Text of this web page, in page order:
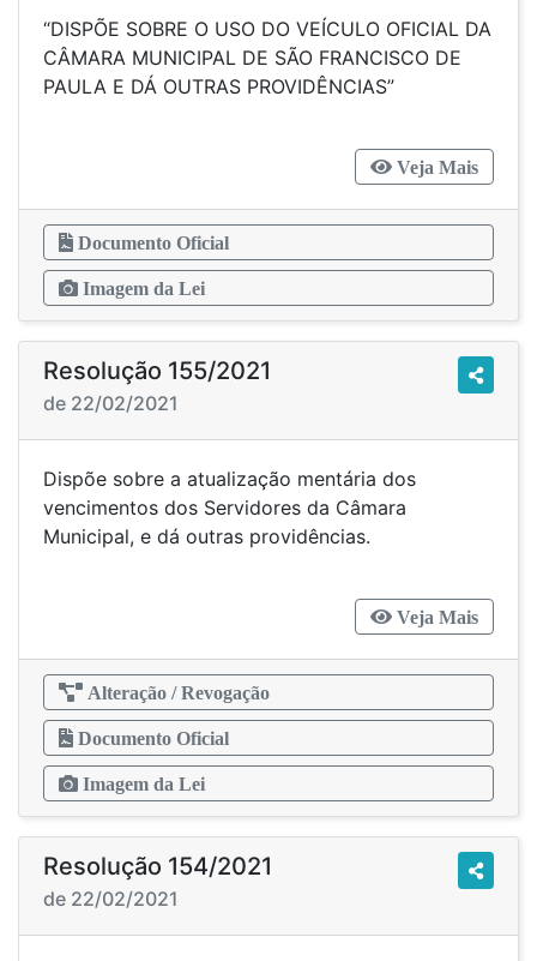
“DISPÕE SOBRE O USO DO VEÍCULO OFICIAL DA
CÂMARA MUNICIPAL DE SÃO FRANCISCO DE
PAULA E DÁ OUTRAS PROVIDÊNCIAS”
Veja Mais
Documento Oficial
Imagem da Lei
Resolução 155/2021
de 22/02/2021
Dispõe sobre a atualização mentária dos
vencimentos dos Servidores da Câmara
Municipal, e dá outras providências.
Veja Mais
Alteração / Revogação
Documento Oficial
Imagem da Lei
Resolução 154/2021
de 22/02/2021